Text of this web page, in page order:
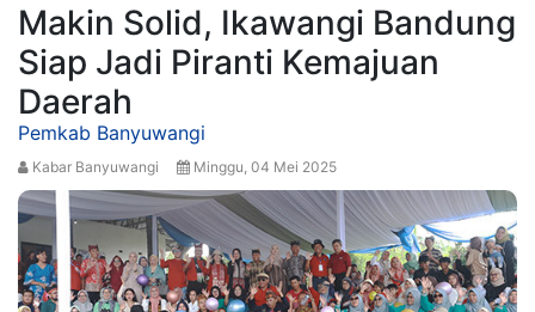
Makin Solid, Ikawangi Bandung
Siap Jadi Piranti Kemajuan
Daerah
Pemkab Banyuwangi
Kabar Banyuwangi Minggu, 04 Mei 2025